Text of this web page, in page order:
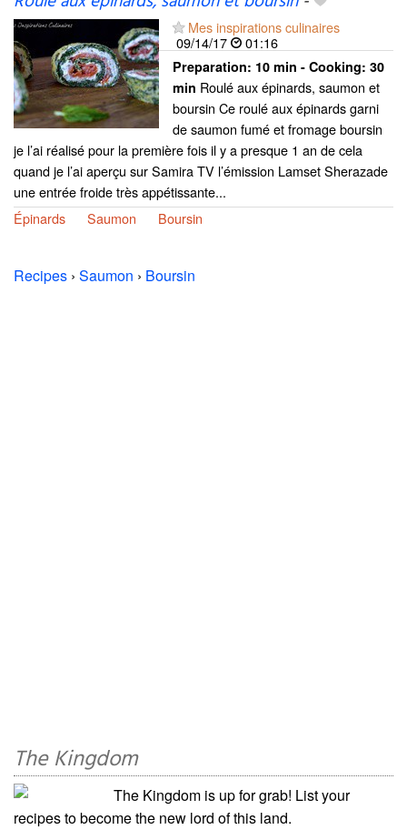
Mes inspirations culinaires
09/14/17
01:16
Preparation: 10 min - Cooking: 30
min Roulé aux épinards, saumon et
boursin Ce roulé aux épinards garni
de saumon fumé et fromage boursin
je l’ai réalisé pour la première fois il y a presque 1 an de cela
quand je l’ai aperçu sur Samira TV l’émission Lamset Sherazade
une entrée froide très appétissante...
Épinards
Saumon Boursin
Recipes › Saumon › Boursin
The Kingdom
The Kingdom is up for grab! List your
recipes to become the new lord of this land.